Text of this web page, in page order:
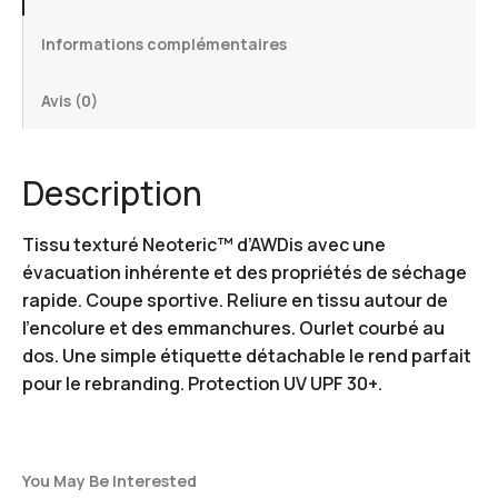
Informations complémentaires
Avis (0)
Description
Tissu texturé Neoteric™ d’AWDis avec une
évacuation inhérente et des propriétés de séchage
rapide. Coupe sportive. Reliure en tissu autour de
l’encolure et des emmanchures. Ourlet courbé au
dos. Une simple étiquette détachable le rend parfait
pour le rebranding. Protection UV UPF 30+.
You May Be Interested